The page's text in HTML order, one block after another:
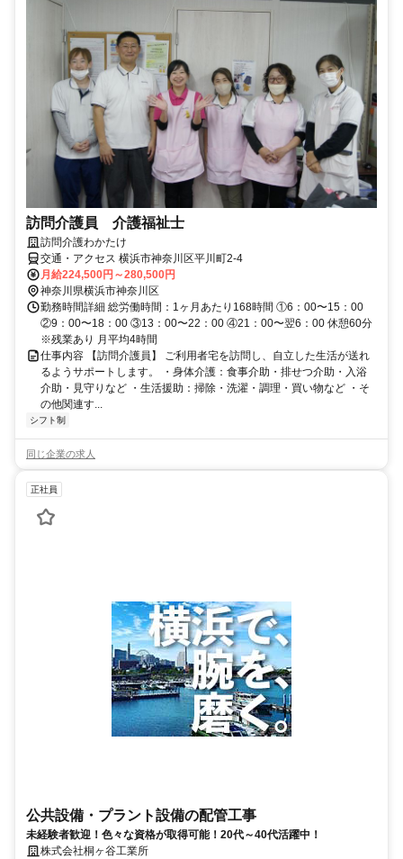
訪問介護員 介護福祉士
訪問介護わかたけ
交通・アクセス 横浜市神奈川区平川町2-4
月給224,500円～280,500円
神奈川県横浜市神奈川区
勤務時間詳細 総労働時間：1ヶ月あたり168時間 ①6：00〜15：00
②9：00〜18：00 ③13：00〜22：00 ④21：00〜翌6：00 休憩60分
※残業あり 月平均4時間
仕事内容 【訪問介護員】 ご利用者宅を訪問し、自立した生活が送れ
るようサポートします。 ・身体介護：食事介助・排せつ介助・入浴
介助・見守りなど ・生活援助：掃除・洗濯・調理・買い物など ・そ
の他関連す...
シフト制
同じ企業の求人
正社員
公共設備・プラント設備の配管工事
未経験者歓迎！色々な資格が取得可能！20代～40代活躍中！
株式会社桐ヶ谷工業所